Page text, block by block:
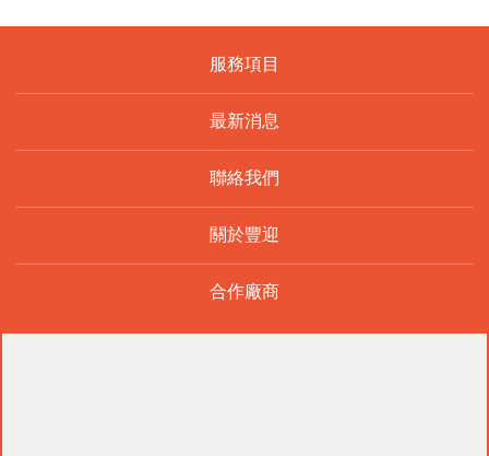
服務項目
最新消息
聯絡我們
關於豐迎
合作廠商